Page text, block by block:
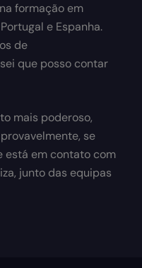
formação em
e Espanha.
de
que posso contar
mais poderoso,
se
está em contato com
junto das equipas